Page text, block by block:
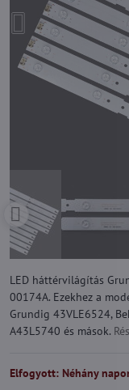
LED háttérvilágítás
00174A. Ezekhez a
Grundig 43VLE6524,
A43L5740 és mások.
Elfogyott: Néhány